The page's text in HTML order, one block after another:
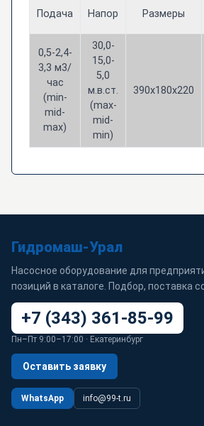
Подача Напор Размеры
0,5-2,4-
3,3 м3/
час
(min-
mid-
max)
30,0-
15,0-
5,0
м.в.ст.
(max-
mid-
min)
390х180х220
Гидромаш-Урал
Насосное оборудование для
позиций в каталоге. Подбор, поставка
+7 (343) 361-85-99
Пн–Пт 9:00–17:00 · Екатеринбург
Оставить заявку
WhatsApp info@99-t.ru